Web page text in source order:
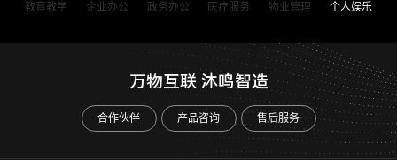
教育教学 企业办公 政务办公 医疗服务 物业管理 个人娱乐
万物互联 沐鸣智造
合作伙伴 产品咨询 售后服务